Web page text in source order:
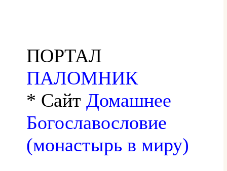
ПОРТАЛ
ПАЛОМНИК
* Сайт Домашнее
Богославословие
(монастырь в миру)